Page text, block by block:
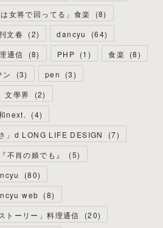
女将で回ってる」食楽 (8)
文春 (2) dancyu (64)
通信 (8) PHP (1 ) 食楽 (8)
ン (3) pen (3)
文學界 (2)
next.
(4)
」d LONG LIFE DESIGN
(7)
不肖の娘でも』 (5)
(80)
web (8)
トーリー」料理通信
(20)